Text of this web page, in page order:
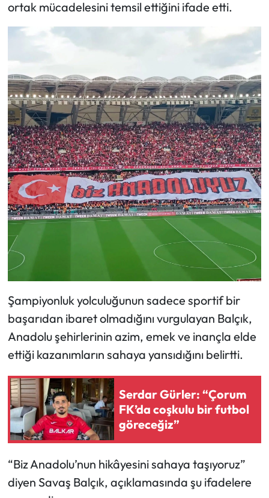
ortak mücadelesini temsil ettiğini ifade etti.
Şampiyonluk yolculuğunun sadece sportif bir
başarıdan ibaret olmadığını vurgulayan Balçık,
Anadolu şehirlerinin azim, emek ve inançla elde
ettiği kazanımların sahaya yansıdığını belirtti.
Serdar Gürler: “Çorum
FK’da coşkulu bir futbol
göreceğiz”
“Biz Anadolu’nun hikâyesini sahaya taşıyoruz”
diyen Savaş Balçık, açıklamasında şu ifadelere
Osmancık Haberleri
Otomotiv
Resmi İlan
Resmi Reklam
Sağlık
Siyaset
Spor
Sungurlu Haberleri
Turizm
Yaşam
Yayla Haber
Yemek Tarifleri
Yerel Haberler